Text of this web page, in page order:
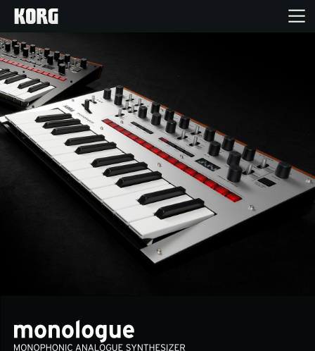
Home
Products
Import Products
Features